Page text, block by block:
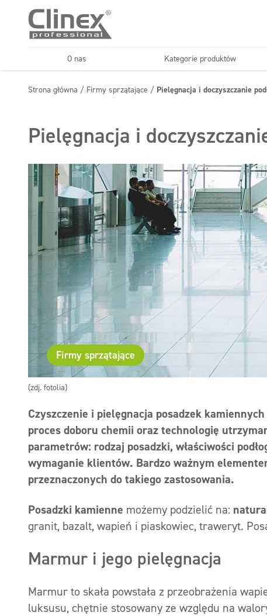
O nas Kategorie produktów
Horeca Firmy
Strona główna / Firmy sprzątające / Pielęgnacja i doczyszczanie
Pielęgnacja i
(zdj. fotolia)
Firmy sprzątające
Czyszczenie i pielęgnacja posadzek
proces doboru chemii oraz technologię
parametrów: rodzaj posadzki, właściwości
wymaganie klientów. Bardzo ważnym
przeznaczonych do takiego zastosowania.
Posadzki kamienne możemy podzielić na:
granit, bazalt, wapień i piaskowiec, traweryt.
Marmur i jego pielęgnacja
Marmur to skała powstała z przeobrażenia
luksusu, chętnie stosowany ze względu na